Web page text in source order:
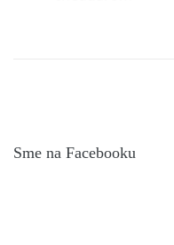
Sme na Facebooku